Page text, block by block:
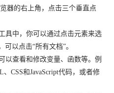
器的右上角，点击三个垂直点
具中，你可以通过点击元素来选
以点击“所有文档”。
以查看和修改变量、函数等。例
CSS和JavaScript代码，或者修